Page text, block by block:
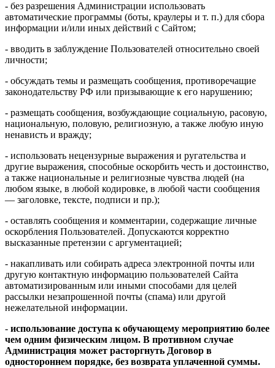
- без разрешения Администрации использовать
автоматические программы (боты, краулеры и т. п.) для сбора
информации и/или иных действий с Сайтом;
- вводить в заблуждение Пользователей относительно своей
личности;
- обсуждать темы и размещать сообщения, противоречащие
законодательству РФ или призывающие к его нарушению;
- размещать сообщения, возбуждающие социальную, расовую,
национальную, половую, религиозную, а также любую иную
ненависть и вражду;
- использовать нецензурные выражения и ругательства и
другие выражения, способные оскорбить честь и достоинство,
а также национальные и религиозные чувства людей (на
любом языке, в любой кодировке, в любой части сообщения
— заголовке, тексте, подписи и пр.);
- оставлять сообщения и комментарии, содержащие личные
оскорбления Пользователей. Допускаются корректно
высказанные претензии с аргументацией;
- накапливать или собирать адреса электронной почты или
другую контактную информацию пользователей Сайта
автоматизированным или иными способами для целей
рассылки незапрошенной почты (спама) или другой
нежелательной информации.
- использование доступа к обучающему мероприятию более
чем одним физическим лицом. В противном случае
Администрация может расторгнуть Договор в
одностороннем порядке, без возврата уплаченной суммы.